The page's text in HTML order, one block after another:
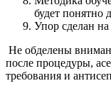
будет понятно
Упор сделан на
Не обделены
после процедуры,
требования и